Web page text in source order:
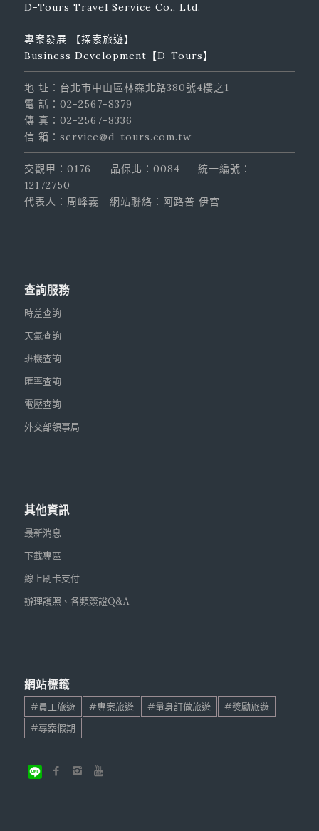
D-Tours Travel Service Co., Ltd.
專案發展 【探索旅遊】
Business Development【D-Tours】
地 址：台北市中山區林森北路380號4樓之1
電 話：02-2567-8379
傳 真：02-2567-8336
信 箱：service@d-tours.com.tw
交觀甲：0176 品保北：0084
統一編號：
12172750
代表人：周峰義
網站聯絡：阿路普 伊宮
查詢服務
時差查詢
天氣查詢
班機查詢
匯率查詢
電壓查詢
外交部領事局
其他資訊
最新消息
下載專區
線上刷卡支付
辦理護照、各類簽證Q&A
網站標籤
#員工旅遊
#專案旅遊 #量身訂做旅遊
#獎勵旅遊
#專案假期